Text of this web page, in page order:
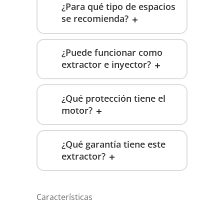
¿Para qué tipo de espacios
se recomienda?
¿Puede funcionar como
extractor e inyector?
¿Qué protección tiene el
motor?
¿Qué garantía tiene este
extractor?
Características